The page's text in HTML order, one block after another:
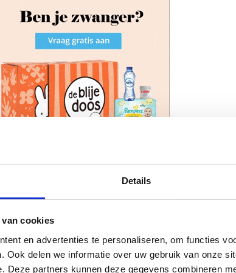
Details
cookies
en advertenties te personaliseren, om functies
Ook delen we informatie over uw gebruik van onze
Deze partners kunnen deze gegevens combineren
om onbezorgd genieten en waarbij je vaak op
blog overde eerste vakantie met je baby, wat
met baby
met een baby?
afvragen, waarom niet? Als jij en je partner